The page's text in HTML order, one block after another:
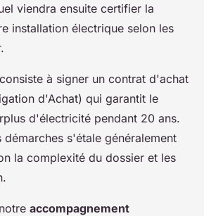
viendra ensuite certifier la
installation électrique selon les
à signer un contrat d'achat
d'Achat) qui garantit le
d'électricité pendant 20 ans.
démarches s'étale généralement
la complexité du dossier et les
accompagnement